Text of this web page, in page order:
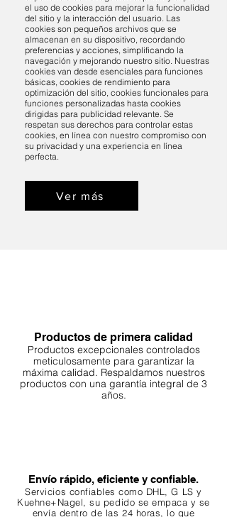
el uso de cookies para mejorar la funcionalidad
del sitio y la interacción del usuario. Las
cookies son pequeños archivos que se
almacenan en su dispositivo, recordando
preferencias y acciones, simplificando la
navegación y mejorando nuestro sitio. Nuestras
cookies van desde esenciales para funciones
básicas, cookies de rendimiento para
optimización del sitio, cookies funcionales para
funciones personalizadas hasta cookies
dirigidas para publicidad relevante. Se
respetan sus derechos para controlar estas
cookies, en línea con nuestro compromiso con
su privacidad y una experiencia en línea
perfecta.
Ver más
Productos de primera calidad
Productos excepcionales controlados
meticulosamente para garantizar la
máxima calidad. Respaldamos nuestros
productos con una garantía integral de 3
años.
Envío rápido, eficiente y confiable.
Servicios confiables como DHL, G LS y
Kuehne+Nagel, su pedido se empaca y se
envía dentro de las 24 horas, lo que